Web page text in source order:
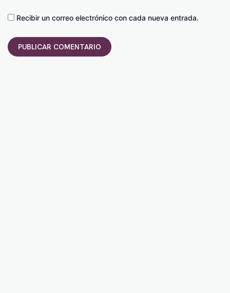
Recibir un correo electrónico con cada nueva entrada.